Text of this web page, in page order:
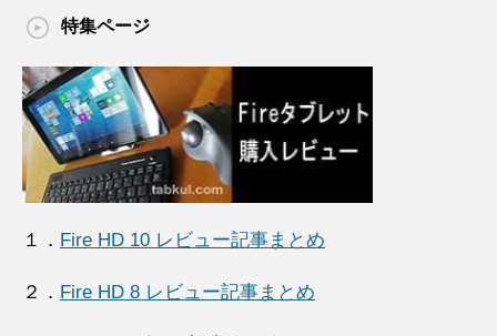
特集ページ
１． Fire HD 10 レビュー記事まとめ
２． Fire HD 8 レビュー記事まとめ